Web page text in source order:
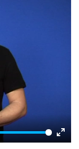
Enter